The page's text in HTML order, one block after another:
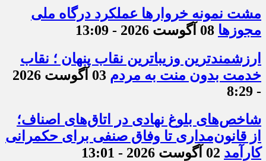
مشت نمونه خروارها عملکرد درگاه ملی
مجوزها 08 آگوست 2026 - 13:09
ارزشمندترین وزیباترین نقاب پنهان ؛ نقاب
خدمت بدون منت به مردم
03 آگوست 2026
- 8:29
شاخص‌های بلوغ نهادی در اتاق‌های اصناف؛
از قانون‌مداری تا وفاق صنفی برای حکمرانی
کارآمد 02 آگوست 2026 - 13:01